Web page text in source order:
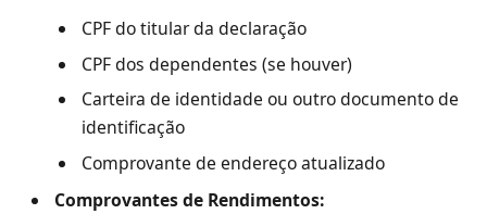
CPF do titular da declaração
CPF dos dependentes (se houver)
Carteira de identidade ou outro documento de
identificação
Comprovante de endereço atualizado
Comprovantes de Rendimentos: